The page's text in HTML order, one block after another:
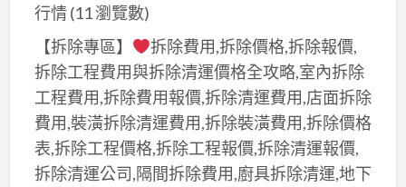
行情(11 瀏覽數)
【拆除專區】
拆除費用,拆除價格,拆除報價,
拆除工程費用與拆除清運價格全攻略,室內拆除
工程費用,拆除費用報價,拆除清運費用,店面拆除
費用,裝潢拆除清運費用,拆除裝潢費用,拆除價格
表,拆除工程價格,拆除工程報價,拆除清運報價,
拆除清運公司,隔間拆除費用,廚具拆除清運,地下